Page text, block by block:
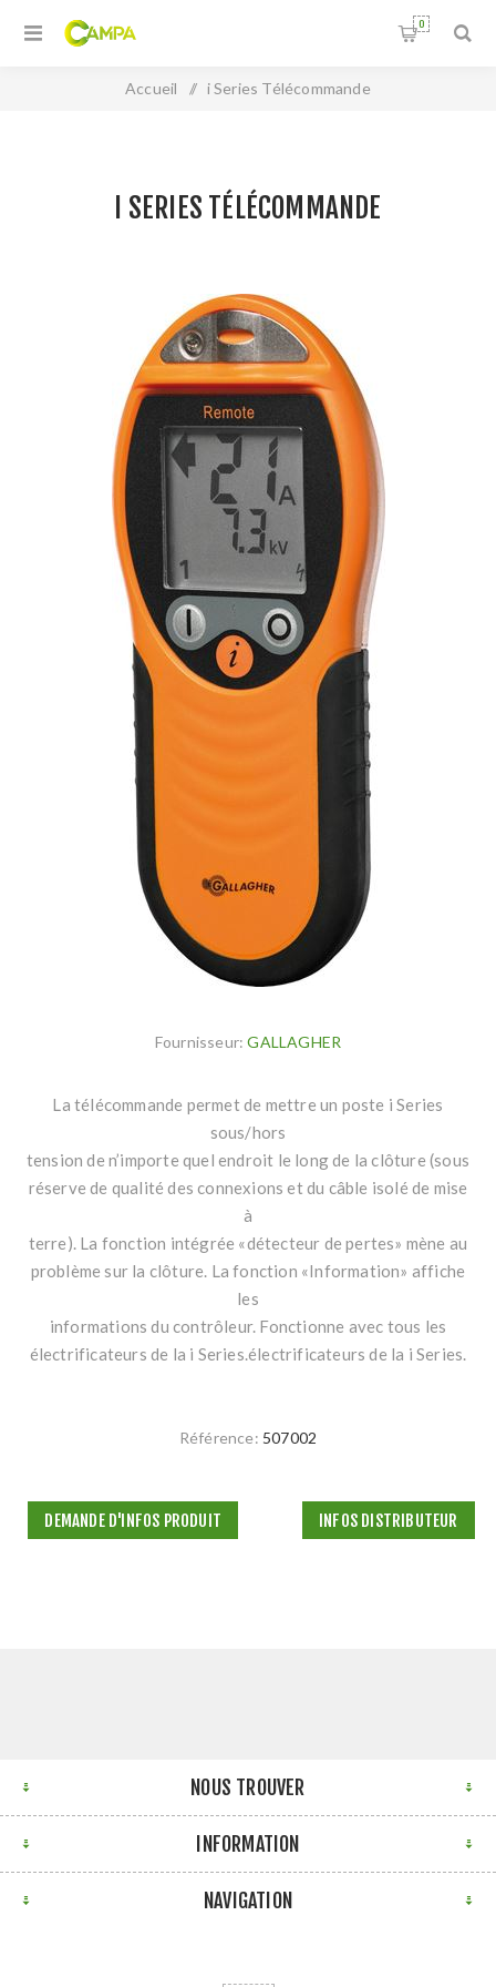
0
Accueil / i Series Télécommande
I SERIES TÉLÉCOMMANDE
Fournisseur: GALLAGHER
La télécommande permet de mettre un poste i Series
sous/hors
tension de n’importe quel endroit le long de la clôture (sous
réserve de qualité des connexions et du câble isolé de mise
à
terre). La fonction intégrée «détecteur de pertes» mène au
problème sur la clôture. La fonction «Information» affiche
les
informations du contrôleur. Fonctionne avec tous les
électrificateurs de la i Series.électrificateurs de la i Series.
Référence: 507002
DEMANDE D'INFOS PRODUIT INFOS DISTRIBUTEUR
NOUS TROUVER
INFORMATION
NAVIGATION